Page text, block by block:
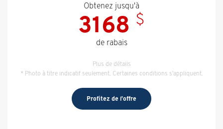
Obtenez jusqu'à
3168 $
de rabais
Plus de détails
* Photo à titre indicatif seulement. Certaines conditions s'appliquent.
Profitez de l'offre